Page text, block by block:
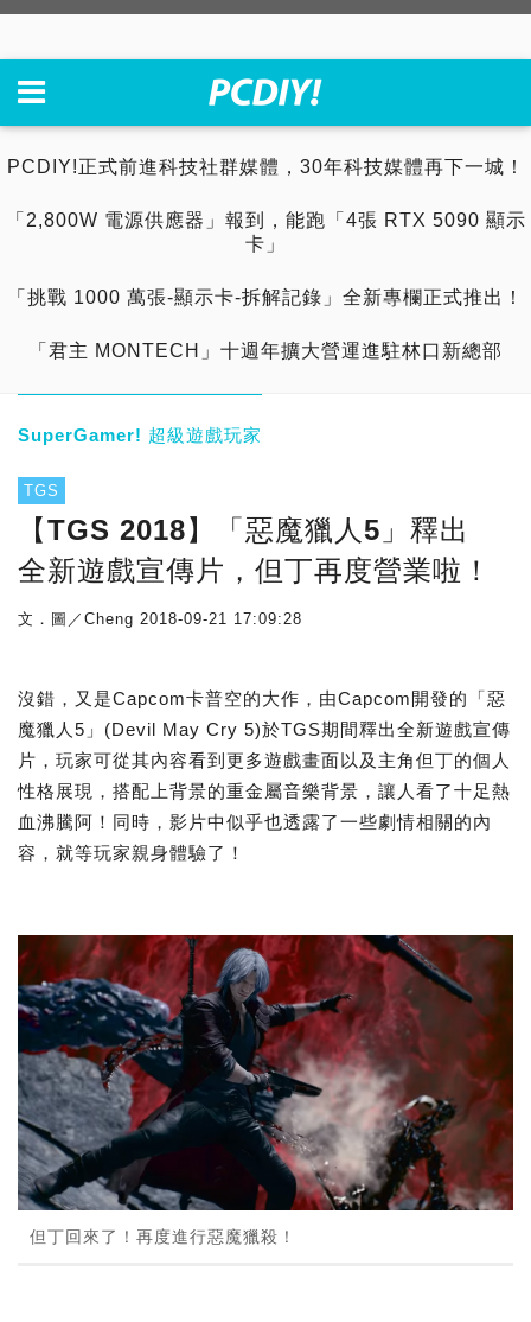
PCDIY!正式前進科技社群媒體，30年科技媒體再下一城！
「2,800W 電源供應器」報到，能跑「4張 RTX 5090 顯示
卡」
「挑戰 1000 萬張-顯示卡-拆解記錄」全新專欄正式推出！
「君主 MONTECH」十週年擴大營運進駐林口新總部
SuperGamer! 超級遊戲玩家
TGS
【TGS 2018】「惡魔獵人5」釋出
全新遊戲宣傳片，但丁再度營業啦！
文．圖／Cheng 2018-09-21 17:09:28
沒錯，又是Capcom卡普空的大作，由Capcom開發的「惡
魔獵人5」(Devil May Cry 5)於TGS期間釋出全新遊戲宣傳
片，玩家可從其內容看到更多遊戲畫面以及主角但丁的個人
性格展現，搭配上背景的重金屬音樂背景，讓人看了十足熱
血沸騰阿！同時，影片中似乎也透露了一些劇情相關的內
容，就等玩家親身體驗了！
但丁回來了！再度進行惡魔獵殺！